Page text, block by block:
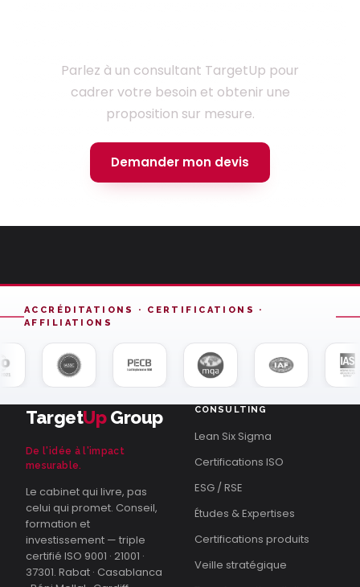
Parlez à un consultant TargetUp pour
cadrer votre besoin et obtenir une
proposition sur mesure.
Demander mon devis
ACCRÉDITATIONS · CERTIFICATIONS ·
AFFILIATIONS
TargetUpGroup
De l'idée à l'impact
mesurable.
Le cabinet qui livre, pas
celui qui promet. Conseil,
formation et
investissement — triple
certifié ISO 9001 · 21001 ·
37301. Rabat · Casablanca
CONSULTING
Lean Six Sigma
Certifications ISO
ESG / RSE
Études & Expertises
Certifications produits
Veille stratégique